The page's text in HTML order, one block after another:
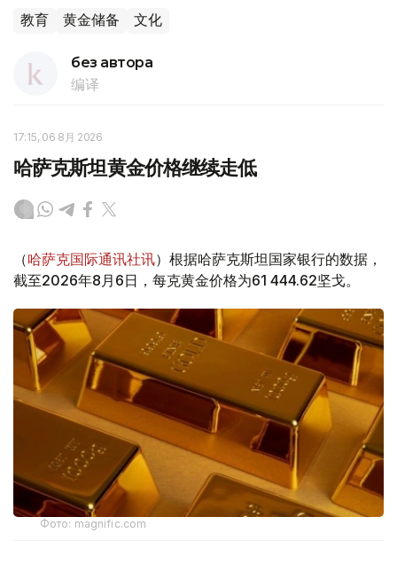
教育 黄金储备 文化
без автора
编译
17:15, 06 8月 2026
哈萨克斯坦黄金价格继续走低
（哈萨克国际通讯社讯）根据哈萨克斯坦国家银行的数据，
截至2026年8月6日，每克黄金价格为61 444.62坚戈。
Фото: magnific.com